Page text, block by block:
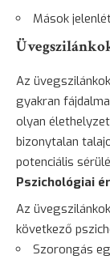
Mások
Az
gyakran
olyan
bizonytalan
potenciális
Pszichológiai
Az
következő
Szorongás